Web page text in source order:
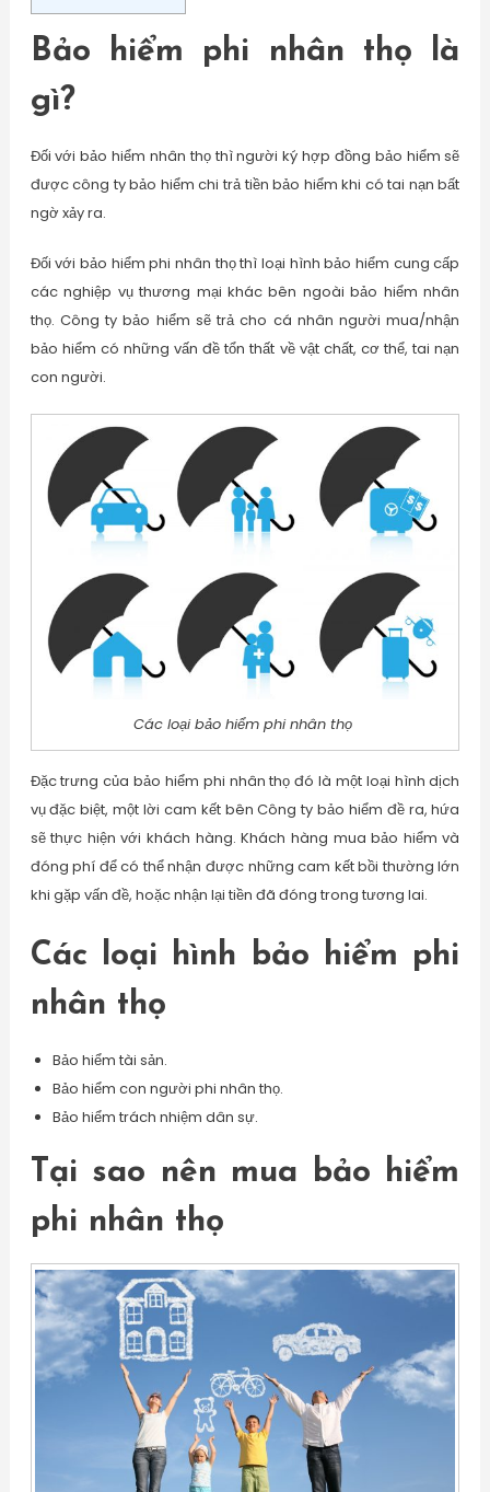
Bảo hiểm phi nhân thọ là
gì?
Đối với bảo hiểm nhân thọ thì người ký hợp đồng bảo hiểm sẽ
được công ty bảo hiểm chi trả tiền bảo hiểm khi có tai nạn bất
ngờ xảy ra.
Đối với bảo hiểm phi nhân thọ thì loại hình bảo hiểm cung cấp
các nghiệp vụ thương mại khác bên ngoài bảo hiểm nhân
thọ. Công ty bảo hiểm sẽ trả cho cá nhân người mua/nhận
bảo hiểm có những vấn đề tổn thất về vật chất, cơ thể, tai nạn
con người.
Các loại bảo hiểm phi nhân thọ
Đặc trưng của bảo hiểm phi nhân thọ đó là một loại hình dịch
vụ đặc biệt, một lời cam kết bên Công ty bảo hiểm đề ra, hứa
sẽ thực hiện với khách hàng. Khách hàng mua bảo hiểm và
đóng phí để có thể nhận được những cam kết bồi thường lớn
khi gặp vấn đề, hoặc nhận lại tiền đã đóng trong tương lai.
Các loại hình bảo hiểm phi
nhân thọ
Bảo hiểm tài sản.
Bảo hiểm con người phi nhân thọ.
Bảo hiểm trách nhiệm dân sự.
Tại sao nên mua bảo hiểm
phi nhân thọ